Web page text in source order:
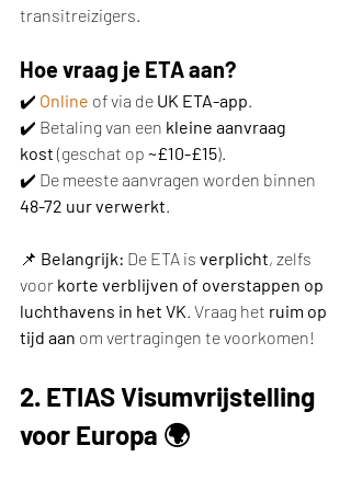
transitreizigers.
Hoe vraag je ETA aan?
✔️ Online of via de UK ETA-app
✔️ Betaling van een kleine aanvraag
kost (geschat op ~£10-£15).
✔️ De meeste aanvragen worden binnen
48-72 uur verwerkt
📌 Belangrijk: De ETA is verplicht, zelfs
voor korte verblijven of overstappen op
luchthavens in het VK . Vraag het ruim op
tijd aan om vertragingen te voorkomen!
2. ETIAS Visumvrijstelling
voor Europa 🌍